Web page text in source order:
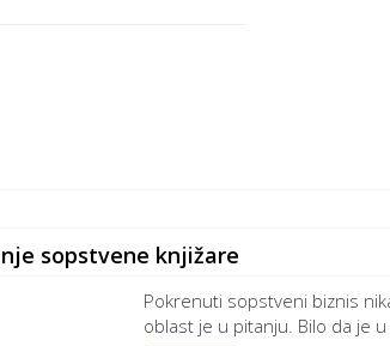
sopstvene knjižare
Pokrenuti sopstveni biznis
oblast je u pitanju. Bilo da je u